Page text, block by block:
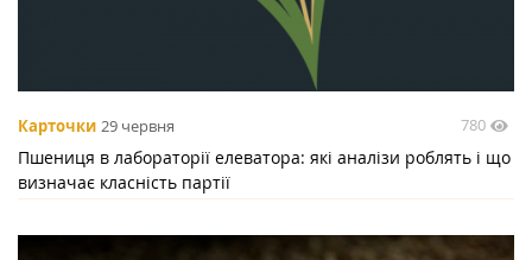
Карточки 29 червня 780
Пшениця в лабораторії елеватора: які аналізи роблять і що
визначає класність партії